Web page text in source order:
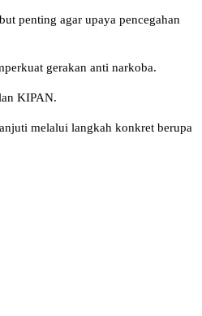
penting agar upaya pencegahan
gerakan anti narkoba.
KIPAN.
melalui langkah konkret berupa